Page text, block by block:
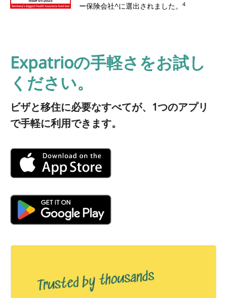
ー保険会社^に選出されました。 4
Expatrioの手軽さをお試し
ください。
ビザと移住に必要なすべてが、1つのアプリ
で手軽に利用できます。